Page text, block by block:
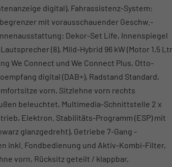
digital), Fahrassistenz-System:
mit vorausschauender Geschw.-
Dekor-Set Life, Innenspiegel
(8), Mild-Hybrid 96 kW (Motor 1,5
We Connect und We Connect Plus, Otto-
digital (DAB+), Radstand Standard,
vorn, Sitzlehne vorn rechts
beleuchtet, Multimedia-Schnittstelle 2 x
Elektron. Stabilitäts-Programm (ESP) mit
glanzgedreht), Getriebe 7-Gang -
inkl. Fondbedienung und Aktiv-Kombi-Filter,
vorn, Rücksitz geteilt / klappbar,